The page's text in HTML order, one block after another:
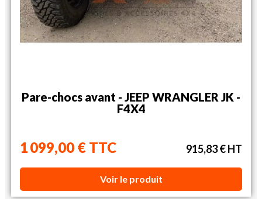
Pare-chocs avant - JEEP WRANGLER JK -
F4X4
1 099,00 € TTC 915,83 € HT
Voir le produit